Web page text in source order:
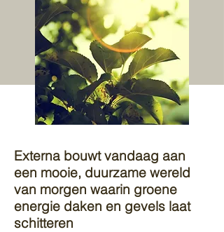
Externa bouwt vandaag aan
een mooie, duurzame wereld
van morgen waarin groene
energie daken en gevels laat
schitteren